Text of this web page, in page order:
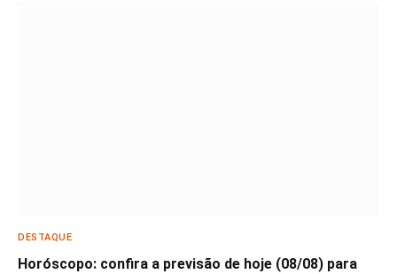
DESTAQUE
Horóscopo: confira a previsão de hoje (08/08) para